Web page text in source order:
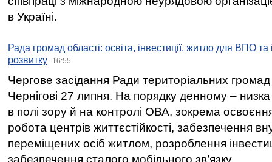
в Україні.
Рада громад області: освіта, інвестиції, житло для ВПО
розвитку
16:55
Чергове засідання Ради територіальних громад
Чернігові 27 липня. На порядку денному –
в полі зору й на контролі ОВА, зокрема освоєння
робота центрів життєстійкості, забезпечення
переміщених осіб житлом, розроблення
забезпечення сталого мобільного зв’язку.